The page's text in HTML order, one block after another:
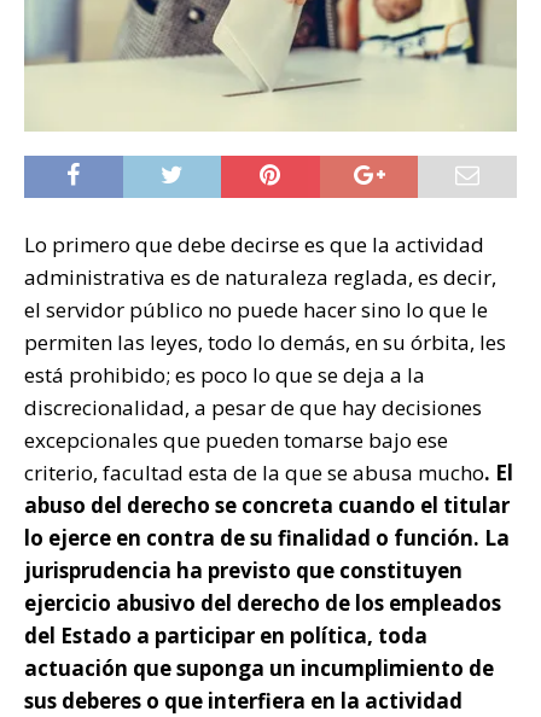
Lo primero que debe decirse es que la actividad
administrativa es de naturaleza reglada, es decir,
el servidor público no puede hacer sino lo que le
permiten las leyes, todo lo demás, en su órbita, les
está prohibido; es poco lo que se deja a la
discrecionalidad, a pesar de que hay decisiones
excepcionales que pueden tomarse bajo ese
criterio, facultad esta de la que se abusa mucho. El
abuso del derecho se concreta cuando el titular
lo ejerce en contra de su finalidad o función. La
jurisprudencia ha previsto que constituyen
ejercicio abusivo del derecho de los empleados
del Estado a participar en política, toda
actuación que suponga un incumplimiento de
sus deberes o que interfiera en la actividad